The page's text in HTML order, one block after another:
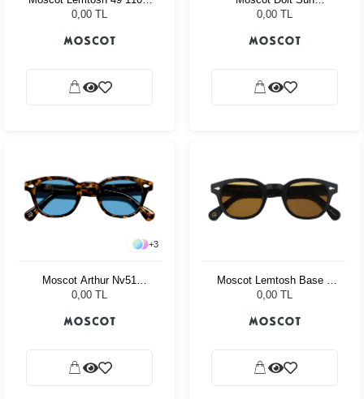
Blue Celebrity Blue
0,00 TL
Flesh/Tortoise Cr-39 Pl
0,00 TL
+3
Moscot Arthur Nv51
Tortoise Celebrity Blue
0,00 TL
Moscot Lemtosh Base 2
Sun 49 Black Amber
0,00 TL